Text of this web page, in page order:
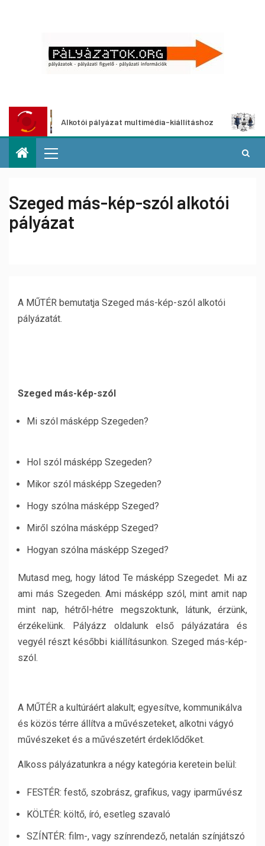
Alkotói pályázat multimédia-kiállításhoz
Szeged más-kép-szól alkotói
pályázat
A MŰTÉR bemutatja Szeged más-kép-szól alkotói
pályázatát.
Szeged más-kép-szól
Mi szól másképp Szegeden?
Hol szól másképp Szegeden?
Mikor szól másképp Szegeden?
Hogy szólna másképp Szeged?
Miről szólna másképp Szeged?
Hogyan szólna másképp Szeged?
Mutasd meg, hogy látod Te másképp Szegedet. Mi az
ami más Szegeden. Ami másképp szól, mint amit nap
mint nap, hétről-hétre megszoktunk, látunk, érzünk,
érzékelünk. Pályázz oldalunk első pályázatára és
vegyél részt későbbi kiállításunkon. Szeged más-kép-
szól.
A MŰTÉR a kultúráért alakult; egyesítve, kommunikálva
és közös térre állítva a művészeteket, alkotni vágyó
művészeket és a művészetért érdeklődőket.
Alkoss pályázatunkra a négy kategória keretein belül:
FESTÉR: festő, szobrász, grafikus, vagy iparművész
KÖLTÉR: költő, író, esetleg szavaló
SZÍNTÉR: film-, vagy színrendező, netalán színjátszó